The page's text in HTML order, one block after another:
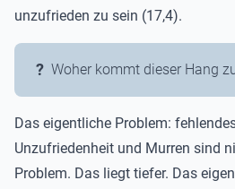
unzufrieden zu sein (17,4).
Woher kommt dieser Hang
Das eigentliche Problem:
Unzufriedenheit und Murren sind
Problem. Das liegt tiefer. Das